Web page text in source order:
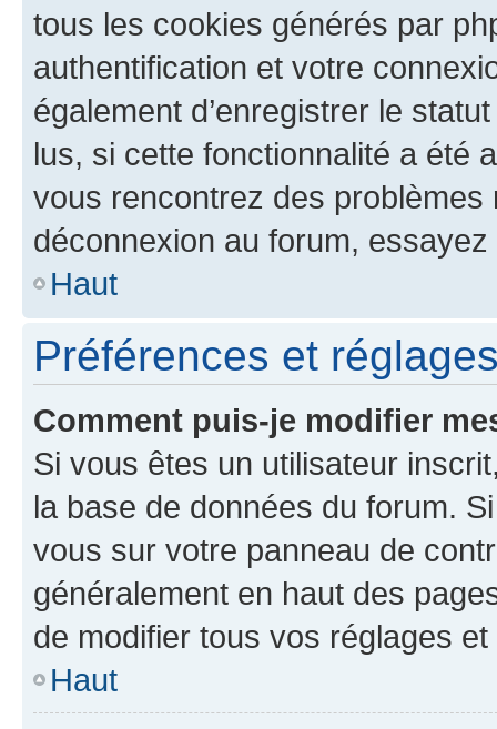
tous les cookies générés par
authentification et votre
également d’enregistrer le
lus, si cette fonctionnalité a été
vous rencontrez des
déconnexion au forum,
Haut
Préférences et
Comment puis-je modifier
Si vous êtes un utilisateur
la base de données du forum.
vous sur votre panneau de
généralement en haut des
de modifier tous vos réglages
Haut